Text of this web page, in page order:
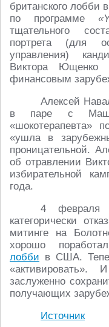
британского лобби
по программе
тщательного
портрета (для
управления)
Виктора
финансовым
Алексей
в паре с
«шокотерапевта»
«ушла в
проницательной.
об отравлении
избирательной
года.
4 февраля
категорически
митинге на
хорошо
лобби в США.
«активировать».
заслуженно
получающих
Источник